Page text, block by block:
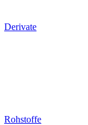
Derivate
Rohstoffe